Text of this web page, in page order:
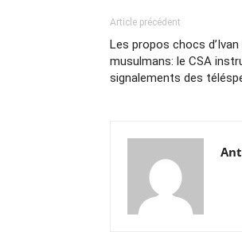
Article précédent
Les propos chocs
musulmans: le CSA
signalements des